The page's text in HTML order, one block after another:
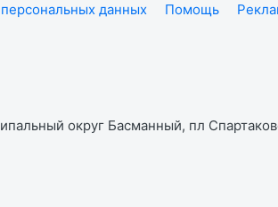
данных Помощь
округ Басманный, пл